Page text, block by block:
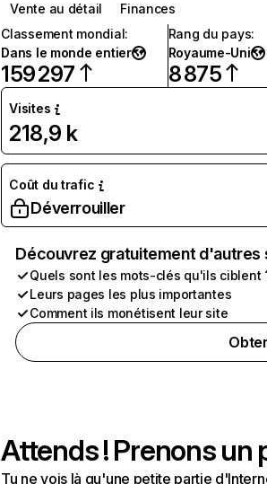
Vente au détail
Finances
Classement mondial:
Dans le monde entier
159 297
Rang du pays:
Royaume-Uni
8 875
Visites
218,9 k
Coût du trafic
Déverrouiller
Découvrez gratuitement
Quels sont les mots-clés qu'ils ciblent
Leurs pages les plus importantes
Comment ils monétisent leur site
Attends ! Prenons un
Tu ne vois là qu'une petite partie